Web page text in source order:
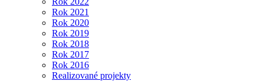
Rok 2021
Rok 2020
Rok 2019
Rok 2018
Rok 2017
Rok 2016
Realizované projekty